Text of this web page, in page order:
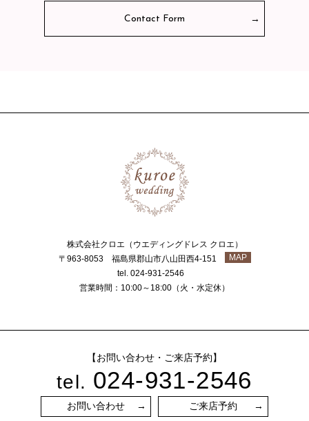
Contact Form
株式会社クロエ（ウエディングドレス クロエ）
〒963-8053 福島県郡山市八山田西4-151
MAP
tel. 024-931-2546
営業時間：10:00～18:00（火・水定休）
【お問い合わせ・ご来店予約】
tel. 024-931-2546
お問い合わせ ご来店予約